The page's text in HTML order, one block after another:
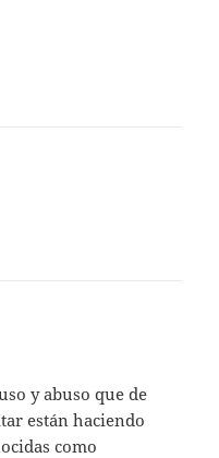
y abuso que de
están haciendo
como